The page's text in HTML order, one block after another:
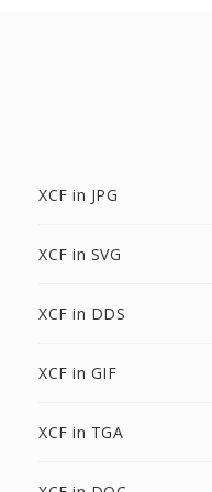
XCF in JPG
XCF in SVG
XCF in DDS
XCF in GIF
XCF in TGA